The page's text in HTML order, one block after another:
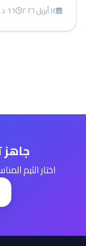
١٤ أبريل ٢٠٢٦ 11 د.ق
اختار الثيم